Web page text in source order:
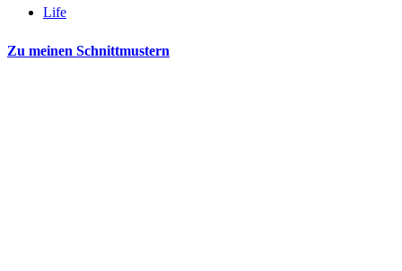
Life
Zu meinen Schnittmustern